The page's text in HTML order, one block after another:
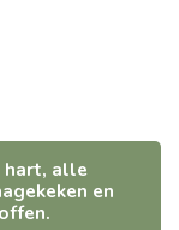
hart, alle
en